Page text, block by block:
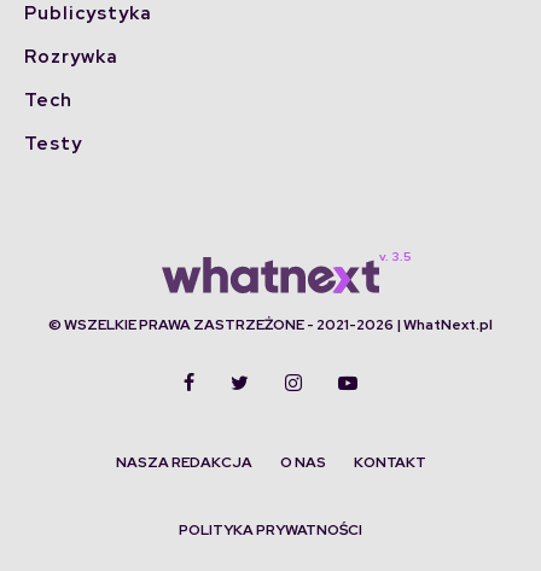
Publicystyka
Rozrywka
Tech
Testy
© WSZELKIE PRAWA ZASTRZEŻONE - 2021-2026 | WhatNext.pl
NASZA REDAKCJA O NAS KONTAKT
POLITYKA PRYWATNOŚCI